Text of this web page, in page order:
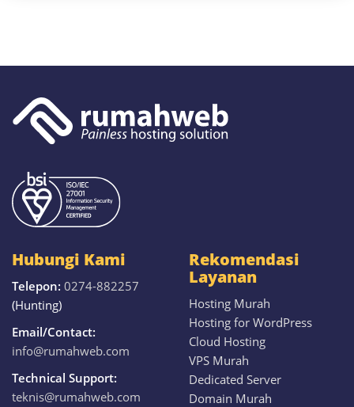
Hubungi Kami
Telepon: 0274-882257
(Hunting)
Email/Contact:
info@rumahweb.com
Technical Support:
teknis@rumahweb.com
Rekomendasi
Layanan
Hosting Murah
Hosting for WordPress
Cloud Hosting
VPS Murah
Dedicated Server
Domain Murah